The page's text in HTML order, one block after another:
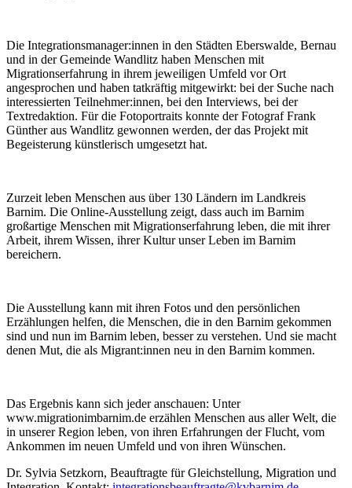
Die Integrationsmanager:innen in den Städten Eberswalde, Bernau
und in der Gemeinde Wandlitz haben Menschen mit
Migrationserfahrung in ihrem jeweiligen Umfeld vor Ort
angesprochen und haben tatkräftig mitgewirkt: bei der Suche nach
interessierten Teilnehmer:innen, bei den Interviews, bei der
Textredaktion. Für die Fotoportraits konnte der Fotograf Frank
Günther aus Wandlitz gewonnen werden, der das Projekt mit
Begeisterung künstlerisch umgesetzt hat.
Zurzeit leben Menschen aus über 130 Ländern im Landkreis
Barnim. Die Online-Ausstellung zeigt, dass auch im Barnim
großartige Menschen mit Migrationserfahrung leben, die mit ihrer
Arbeit, ihrem Wissen, ihrer Kultur unser Leben im Barnim
bereichern.
Die Ausstellung kann mit ihren Fotos und den persönlichen
Erzählungen helfen, die Menschen, die in den Barnim gekommen
sind und nun im Barnim leben, besser zu verstehen. Und sie macht
denen Mut, die als Migrant:innen neu in den Barnim kommen.
Das Ergebnis kann sich jeder anschauen: Unter
www.migrationimbarnim.de erzählen Menschen aus aller Welt, die
in unserer Region leben, von ihren Erfahrungen der Flucht, vom
Ankommen im neuen Umfeld und von ihren Wünschen.
Dr. Sylvia Setzkorn, Beauftragte für Gleichstellung, Migration und